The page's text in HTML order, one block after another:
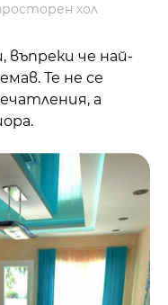
хол
въпреки че най-
Те не се
а